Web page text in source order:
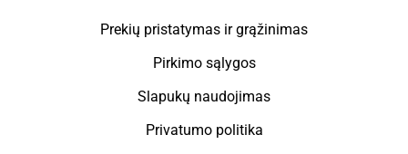
Prekių pristatymas ir grąžinimas
Pirkimo sąlygos
Slapukų naudojimas
Privatumo politika